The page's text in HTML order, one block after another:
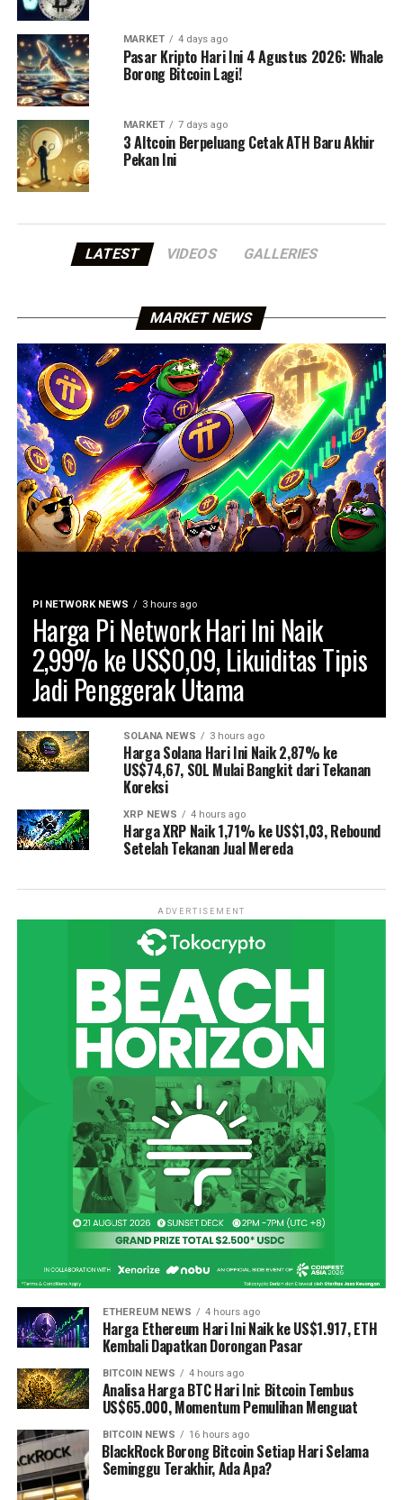
MARKET 4 days ago
Pasar Kripto Hari Ini 4 Agustus 2026: Whale
Borong Bitcoin Lagi!
MARKET 7 days ago
3 Altcoin Berpeluang Cetak ATH Baru Akhir
Pekan Ini
LATEST VIDEOS GALLERIES
MARKET NEWS
PI NETWORK NEWS 3 hours ago
Harga Pi Network Hari Ini Naik
2,99% ke US$0,09, Likuiditas Tipis
Jadi Penggerak Utama
SOLANA NEWS 3 hours ago
Harga Solana Hari Ini Naik 2,87% ke
US$74,67, SOL Mulai Bangkit dari Tekanan
Koreksi
XRP NEWS 4 hours ago
Harga XRP Naik 1,71% ke US$1,03, Rebound
Setelah Tekanan Jual Mereda
ADVERTISEMENT
ETHEREUM NEWS 4 hours ago
Harga Ethereum Hari Ini Naik ke US$1.917, ETH
Kembali Dapatkan Dorongan Pasar
BITCOIN NEWS 4 hours ago
Analisa Harga BTC Hari Ini: Bitcoin Tembus
US$65.000, Momentum Pemulihan Menguat
BITCOIN NEWS 16 hours ago
⁠BlackRock Borong Bitcoin Setiap Hari Selama
Seminggu Terakhir, Ada Apa?